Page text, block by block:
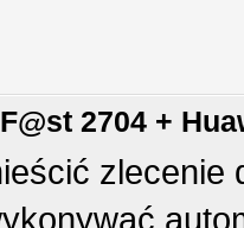
2704 +
zlecenie